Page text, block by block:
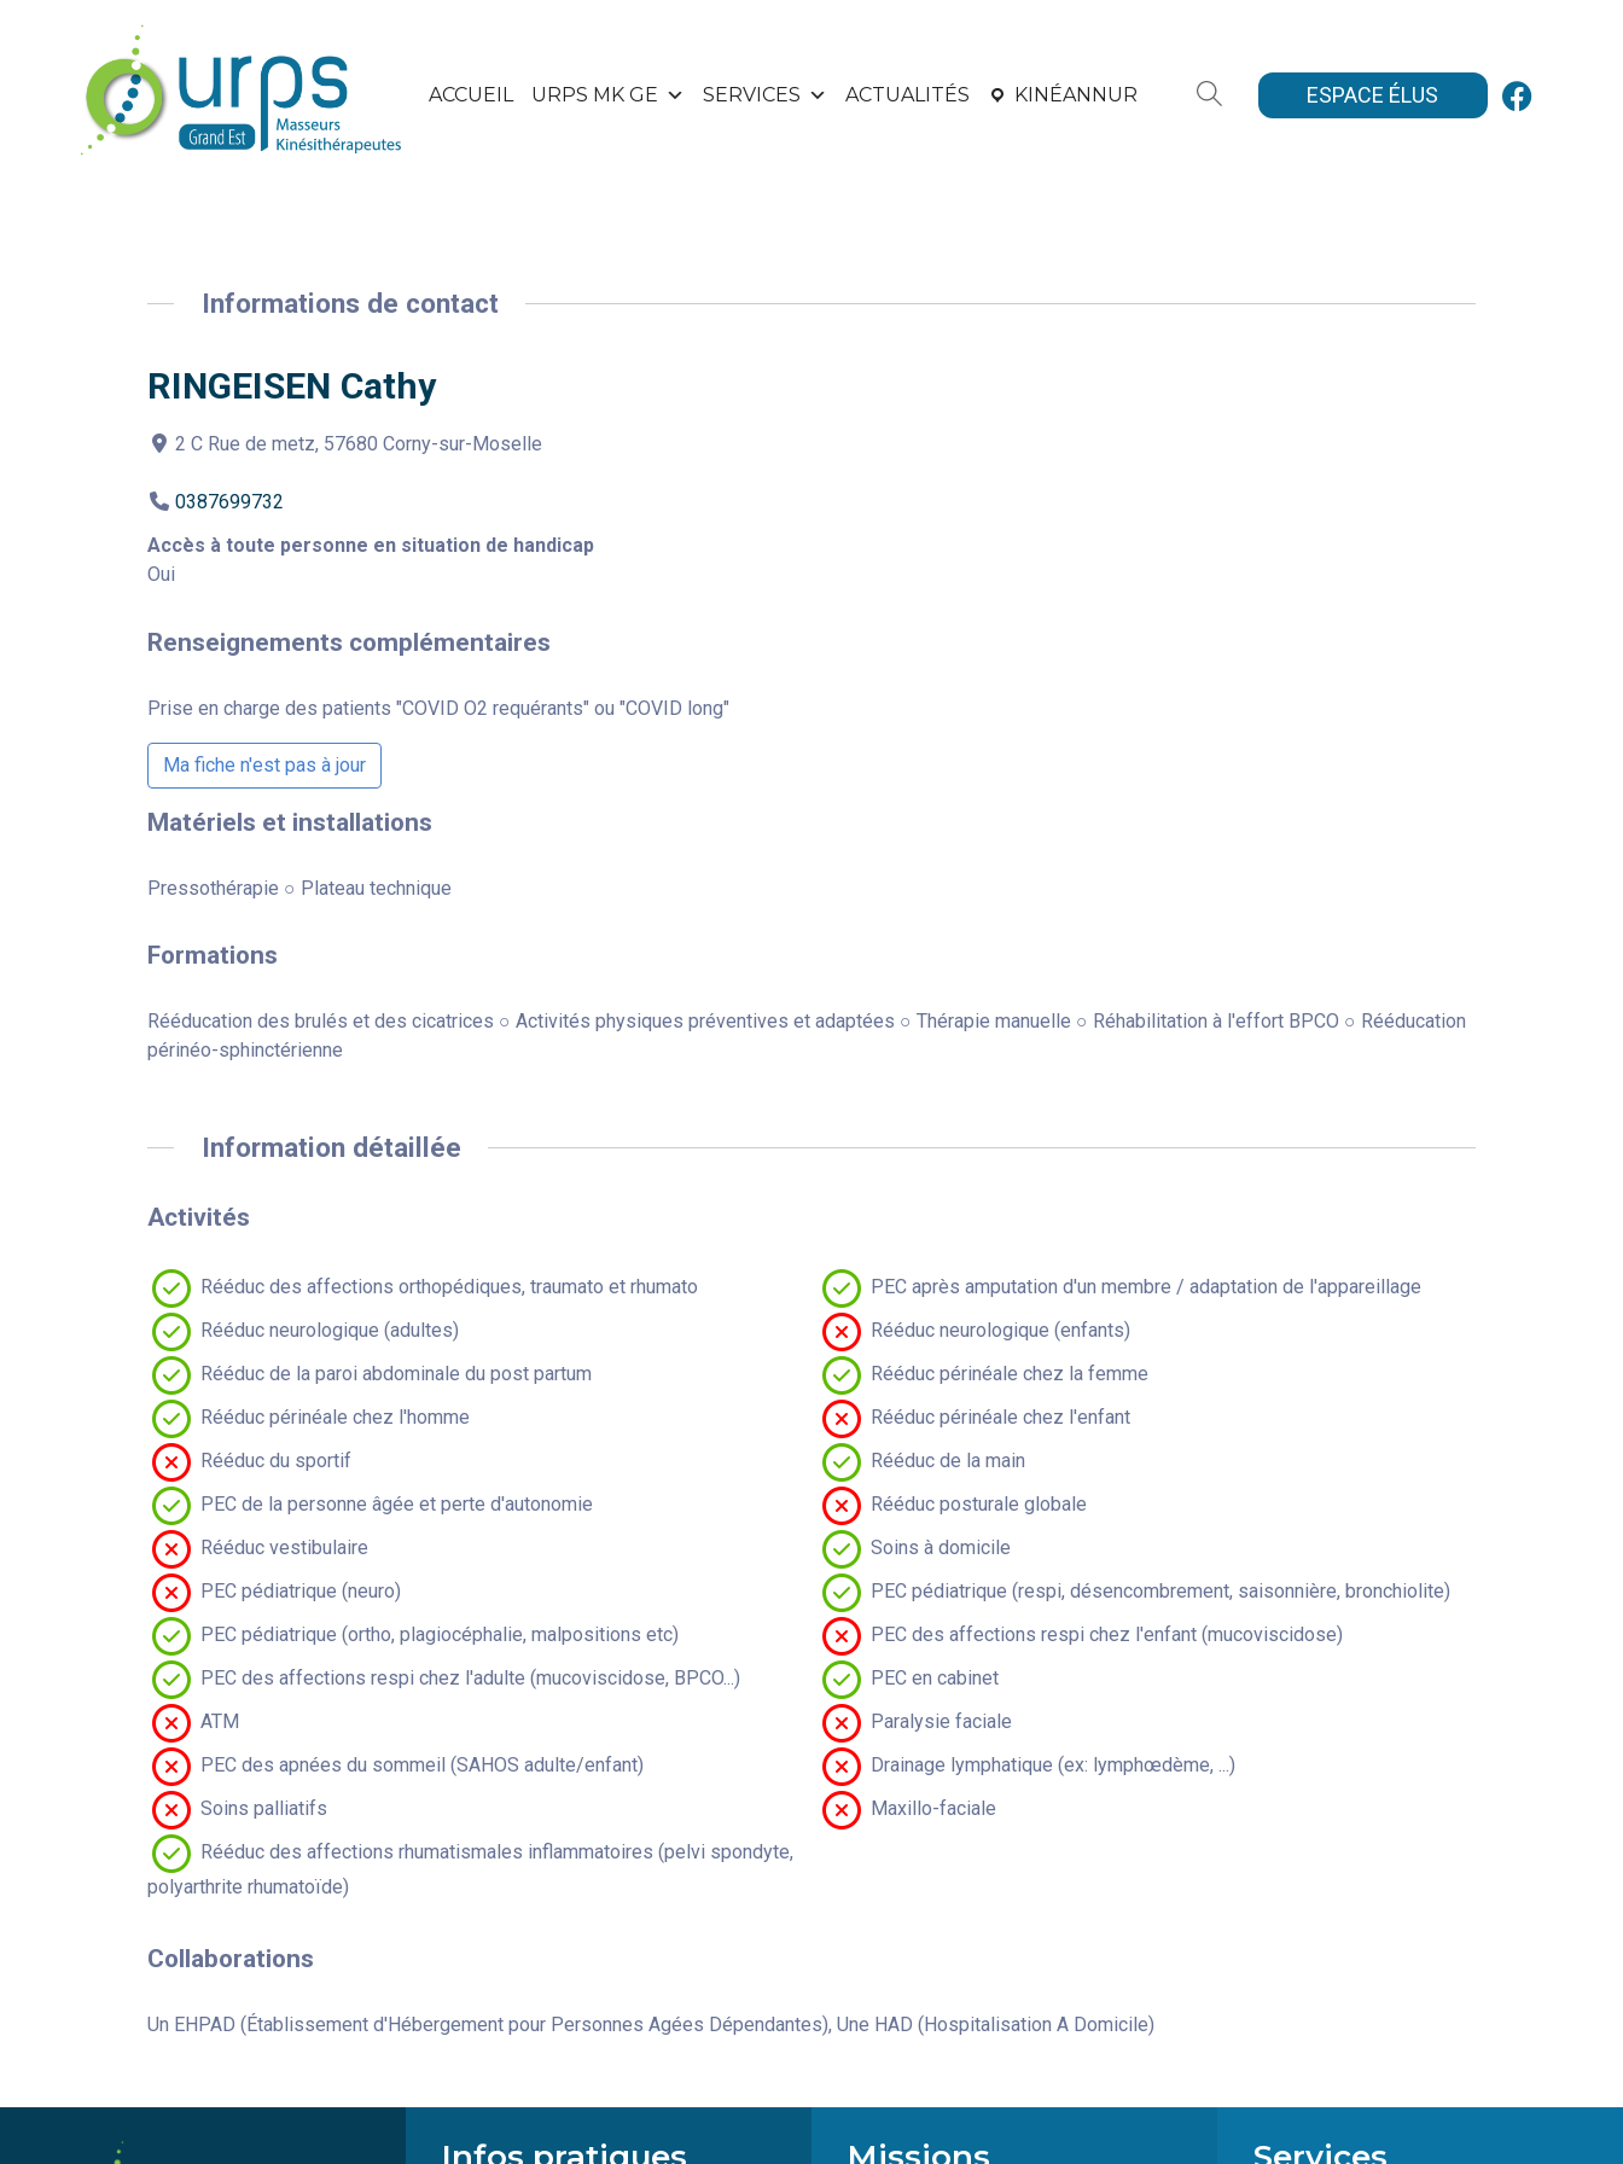
ACCUEIL URPS MK GE SERVICES ACTUALITÉS KINÉANNUR ESPACE ÉLUS
Informations de contact
RINGEISEN Cathy
2 C Rue de metz, 57680 Corny-sur-Moselle
0387699732
Accès à toute personne en situation de handicap
Oui
Renseignements complémentaires
Prise en charge des patients "COVID O2 requérants" ou "COVID long"
Ma fiche n'est pas à jour
Matériels et installations
Pressothérapie ○ Plateau technique
Formations
Rééducation des brulés et des cicatrices ○ Activités physiques préventives et adaptées ○ Thérapie manuelle ○ Réhabilitation à l'effort BPCO ○ Rééducation
périnéo-sphinctérienne
Information détaillée
Activités
Rééduc des affections orthopédiques, traumato et rhumato
PEC après amputation d'un membre / adaptation de l'appareillage
Rééduc neurologique (adultes)
Rééduc neurologique (enfants)
Rééduc de la paroi abdominale du post partum
Rééduc périnéale chez la femme
Rééduc périnéale chez l'homme
Rééduc périnéale chez l'enfant
Rééduc du sportif
Rééduc de la main
PEC de la personne âgée et perte d'autonomie
Rééduc posturale globale
Rééduc vestibulaire
Soins à domicile
PEC pédiatrique (neuro)
PEC pédiatrique (respi, désencombrement, saisonnière, bronchiolite)
PEC pédiatrique (ortho, plagiocéphalie, malpositions etc)
PEC des affections respi chez l'enfant (mucoviscidose)
PEC des affections respi chez l'adulte (mucoviscidose, BPCO...)
PEC en cabinet
ATM
Paralysie faciale
PEC des apnées du sommeil (SAHOS adulte/enfant)
Drainage lymphatique (ex: lymphœdème, ...)
Soins palliatifs
Maxillo-faciale
Rééduc des affections rhumatismales inflammatoires (pelvi spondyte,
polyarthrite rhumatoïde)
Collaborations
Un EHPAD (Établissement d'Hébergement pour Personnes Agées Dépendantes), Une HAD (Hospitalisation A Domicile)